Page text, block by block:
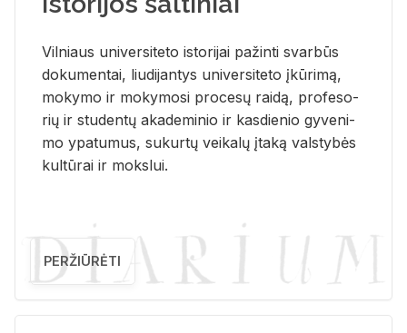
Vil­niaus uni­ver­si­te­to is­to­ri­jai pa­žin­ti svar­būs
do­ku­men­tai, liu­di­jan­tys uni­ver­si­te­to įkū­ri­mą,
mo­ky­mo ir mo­ky­mo­si pro­ce­sų rai­dą, pro­fe­so­
rių ir stu­den­tų aka­de­mi­nio ir kas­die­nio gy­ve­ni­
mo ypa­tu­mus, su­kur­tų vei­ka­lų įta­ką vals­ty­bės
kul­tū­rai ir moks­lui.
PERŽIŪRĖTI